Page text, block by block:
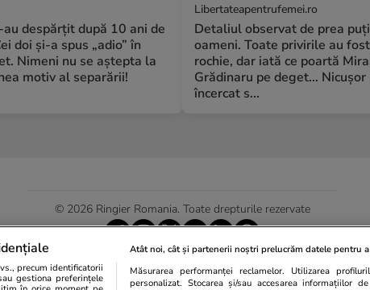
au despărțit după 10 ani de
doi și-a spus „adio” în
Nimeni nu se aștepta la
motiv al separării!
Libertateapentrufemei.ro
Detaliul observat de prea
oameni. Toate privirile au
rochie, dar iată ce poartă
Grădinaru pe deget... Nicușor
încercat s...
© 2026 Ringier Romania. Toate drepturile rezervate
Actualizare preferințe cookies
precum identificatorii
gestiona preferințele
Atât noi, cât și partenerii noștri prelucrăm datele pentru
Măsurarea performanței reclamelor. Utilizarea
personalizat. Stocarea și/sau accesarea informațiilor